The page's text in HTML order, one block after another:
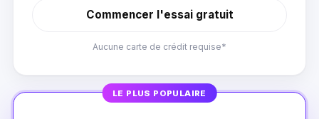
Commencer l'essai gratuit
Aucune carte de crédit requise*
LE PLUS POPULAIRE